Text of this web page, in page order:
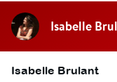
Isabelle
Isabelle Brulant